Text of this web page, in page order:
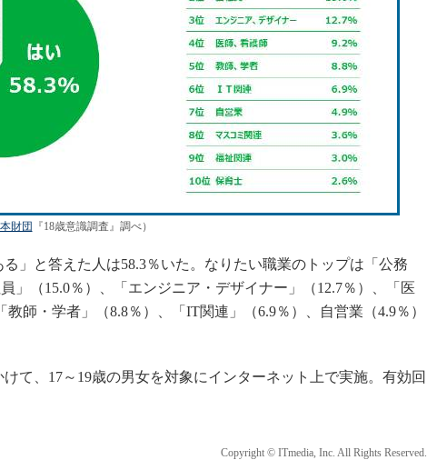
財団 『18歳意識調査』調べ）
」と答えた人は58.3％いた。なりたい職業のトップは「公務
」（15.0％）、「エンジニア・デザイナー」（12.7％）、「医
師・学者」（8.8％）、「IT関連」（6.9％）、自営業（4.9％）
て、17～19歳の男女を対象にインターネット上で実施。有効回
Copyright © ITmedia, Inc. All Rights Reserved.